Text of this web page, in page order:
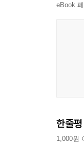
eBook
한줄평
1,000원